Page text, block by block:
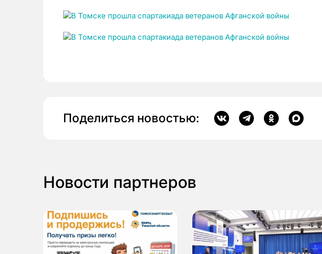
Поделиться новостью:
Новости партнеров